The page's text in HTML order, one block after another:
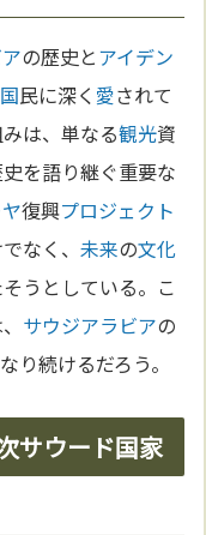
の歴史とアイデン
国民に深く 愛されて
は、単なる観光資
を語り継ぐ重要な
復興プロジェクト
なく、未来の文化
うとしている。こ
サウジアラビアの
り続けるだろう。
サウード国家